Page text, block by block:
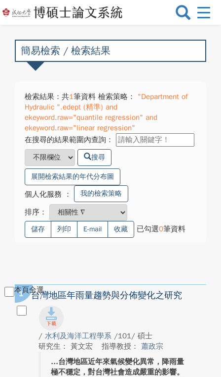
選
換
簡易檢索 / 檢索結果
檢索結果：共1筆資料 檢索策略：
"Department of
Hydraulic ".edept (精準) and
ekeyword.raw="quantile regression" and
ekeyword.raw="linear regression"
在搜尋的結果範圍內查詢：
搜尋
展開檢索結果的年代分布圖
個人化服務 ： 我的檢索策略
排序：
儲存 列印 E-mail 收藏 已勾選0筆資料
本頁全選
1 台灣地區年雨量趨勢與分佈變化之研究
/ 水利及海洋工程學系 /101/ 碩士
研究生： 黃文宏
指導教授： 蕭政宗
台灣地區近年來氣候變化異常，降雨量
極不穩定，對台灣社會造成嚴重的影響。